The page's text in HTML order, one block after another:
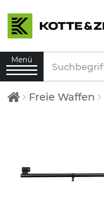
Menü
Freie Waffen